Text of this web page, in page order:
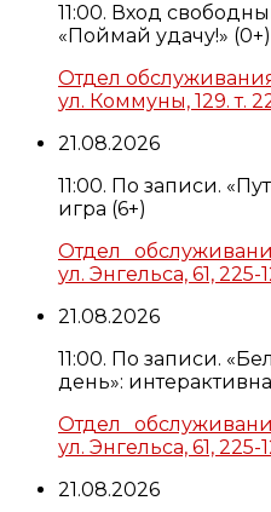
11:00. Вход
«Поймай удачу!» (0+)
Отдел
ул. Коммуны, 129. т.
21.08.2026
11:00. По записи.
игра (6+)
Отдел
ул. Энгельса, 61, 225-
21.08.2026
11:00. По записи.
день»:
Отдел
ул. Энгельса, 61, 225-
21.08.2026